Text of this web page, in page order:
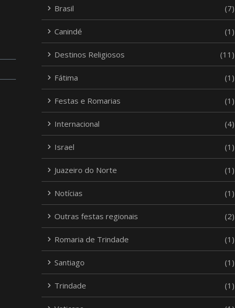
Brasil (7)
Canindé (1)
Destinos Religiosos (11)
Fátima (1)
Festas e Romarias (1)
Internacional (4)
Israel (1)
Juazeiro do Norte (1)
Notícias (1)
Outras festas regionais (2)
Romaria de Trindade (1)
Santiago (1)
Trindade (1)